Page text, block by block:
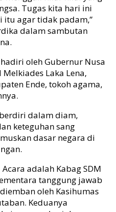
Tugas kita hari ini
itu agar tidak padam,”
dalam sambutan
oleh Gubernur Nusa
Laka Lena,
Ende, tokoh agama,
dalam diam,
keteguhan sang
dasar negara di
adalah Kabag SDM
tanggung jawab
oleh Kasihumas
Keduanya